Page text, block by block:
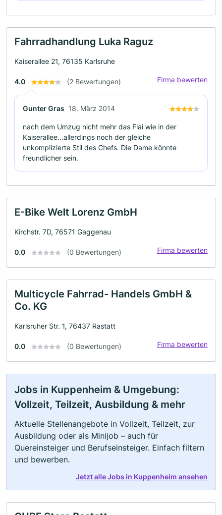
Fahrradhandlung Luka Raguz
Kaiserallee 21, 76135 Karlsruhe
4.0 (2 Bewertungen) Firma bewerten
Gunter Gras 18. März 2014
nach dem Umzug nicht mehr das Flai wie in der
Kaiserallee...allerdings noch der gleiche
unkomplizierte Stil des Chefs. Die Dame könnte
freundlicher sein.
E-Bike Welt Lorenz GmbH
Kirchstr. 7D, 76571 Gaggenau
0.0 (0 Bewertungen) Firma bewerten
Multicycle Fahrrad- Handels GmbH &
Co. KG
Karlsruher Str. 1, 76437 Rastatt
0.0 (0 Bewertungen) Firma bewerten
Jobs in Kuppenheim & Umgebung:
Vollzeit, Teilzeit, Ausbildung & mehr
Aktuelle Stellenangebote in Vollzeit, Teilzeit, zur
Ausbildung oder als Minijob – auch für
Quereinsteiger und Berufseinsteiger. Einfach filtern
und bewerben.
Jetzt alle Jobs in Kuppenheim ansehen